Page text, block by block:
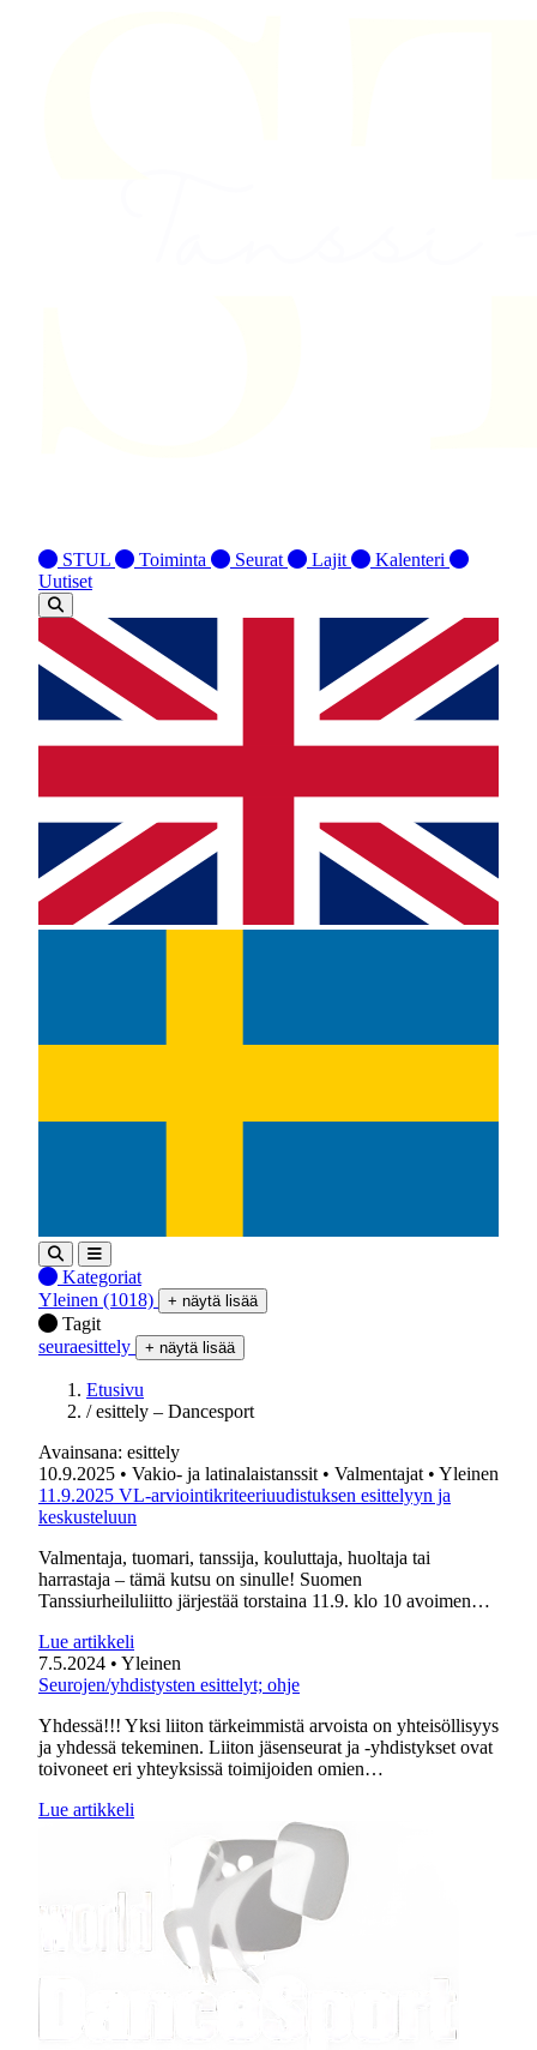
STUL Toiminta Seurat Lajit
Kalenteri
Uutiset
Kategoriat
Yleinen (1018) + näytä lisää
Tagit
seuraesittely
+ näytä lisää
Etusivu
/ esittely – Dancesport
Avainsana: esittely
10.9.2025 • Vakio- ja latinalaistanssit • Valmentajat • Yleinen
11.9.2025 VL-arviointikriteeriuudistuksen esittelyyn ja
keskusteluun
Valmentaja, tuomari, tanssija, kouluttaja, huoltaja tai
harrastaja – tämä kutsu on sinulle! Suomen
Tanssiurheiluliitto järjestää torstaina 11.9. klo 10 avoimen…
Lue artikkeli
7.5.2024 • Yleinen
Seurojen/yhdistysten esittelyt; ohje
Yhdessä!!! Yksi liiton tärkeimmistä arvoista on yhteisöllisyys
ja yhdessä tekeminen. Liiton jäsenseurat ja -yhdistykset ovat
toivoneet eri yhteyksissä toimijoiden omien…
Lue artikkeli